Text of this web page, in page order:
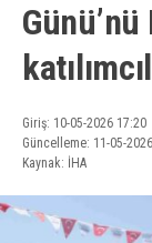
Giriş: 10-05-2026 17:20
Güncelleme: 11-05-
Kaynak: İHA